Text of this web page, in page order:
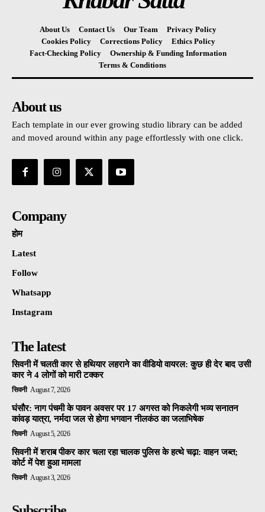
About Us Contact Us Our Team
Privacy Policy
Cookies Policy
Corrections Policy
Ethics Policy
Fact-Checking Policy
Ownership & Funding Information
Terms & Conditions
About us
Each template in our ever growing studio library can be added
and moved around within any page effortlessly with one click.
Company
होम
Latest
Follow
Whatsapp
Instagram
The latest
सिवनी में चलती कार से हथियार लहराने का वीडियो वायरल: कुछ ही देर बाद उसी
कार ने 4 लोगों को मारी टक्कर
सिवनी August 7, 2026
घंसौर: नाग पंचमी के पावन अवसर पर 17 अगस्त को निकलेगी भव्य सनातन
कांवड़ यात्रा, नर्मदा जल से होगा भगवान नीलकंठ का जलाभिषेक
सिवनी August 5, 2026
सिवनी में शराब पीकर कार चला रहा चालक पुलिस के हत्थे चढ़ा: वाहन जब्त;
कोर्ट में पेश हुआ मामला
सिवनी August 3, 2026